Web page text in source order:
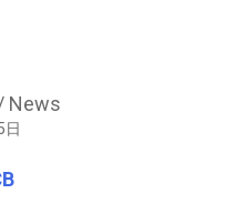
News
日